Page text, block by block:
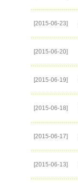
[2015-06-23]
[2015-06-20]
[2015-06-19]
[2015-06-18]
[2015-06-17]
[2015-06-13]